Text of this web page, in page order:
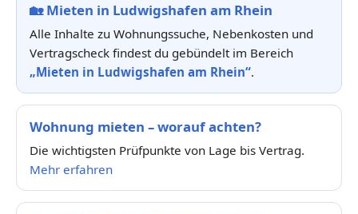
🏡Mieten in Ludwigshafen am Rhein
Alle Inhalte zu Wohnungssuche, Nebenkosten und
Vertragscheck findest du gebündelt im Bereich
„Mieten in Ludwigshafen am Rhein“.
Wohnung mieten – worauf achten?
Die wichtigsten Prüfpunkte von Lage bis Vertrag.
Mehr erfahren